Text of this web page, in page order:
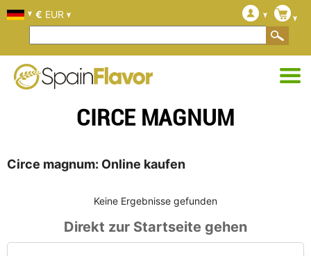
CIRCE MAGNUM
Circe magnum: Online kaufen
Keine Ergebnisse gefunden
Direkt zur Startseite gehen
€ EUR